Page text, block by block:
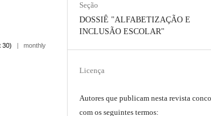
30) monthly
Seção
DOSSIÊ "ALFABETIZAÇÃO E
INCLUSÃO ESCOLAR"
Licença
Autores que publicam nesta revista
com os seguintes termos: